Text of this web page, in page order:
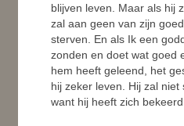
blijven leven. Maar als hij
zal aan geen van zijn
sterven. En als Ik een
zonden en doet wat goed
hem heeft geleend, het
hij zeker leven. Hij zal
want hij heeft zich